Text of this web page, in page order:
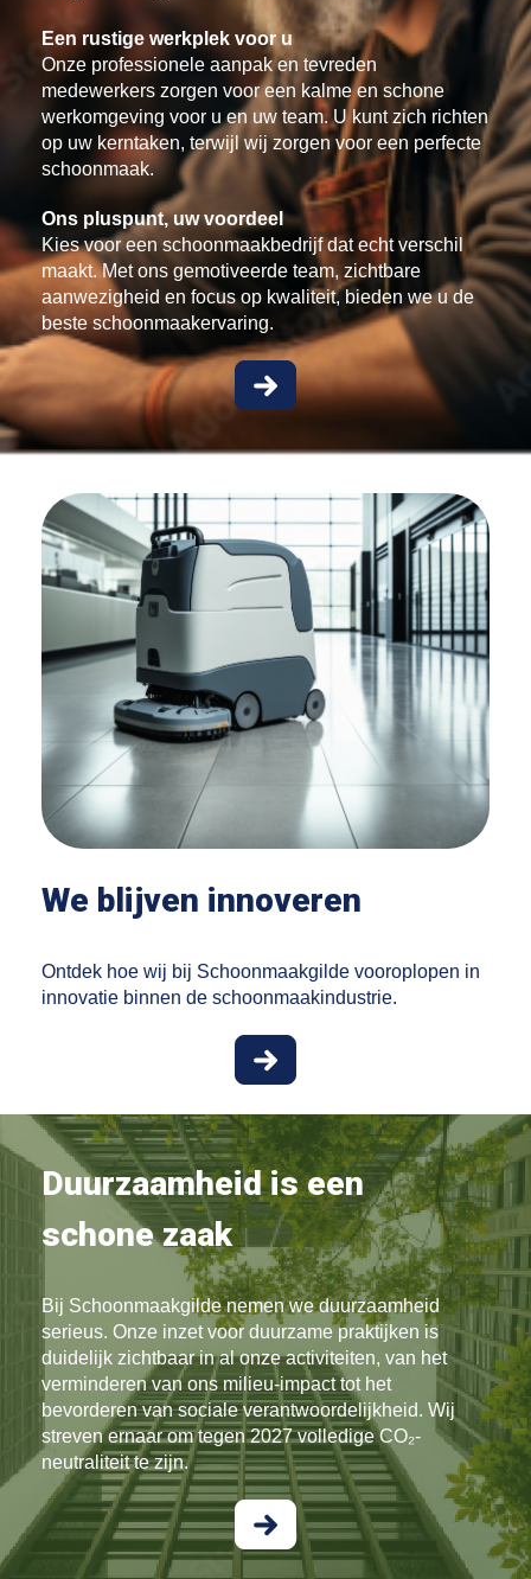
Een rustige werkplek voor u
Onze professionele aanpak en tevreden
medewerkers zorgen voor een kalme en schone
werkomgeving voor u en uw team. U kunt zich richten
op uw kerntaken, terwijl wij zorgen voor een perfecte
schoonmaak.
Ons pluspunt, uw voordeel
Kies voor een schoonmaakbedrijf dat echt verschil
maakt. Met ons gemotiveerde team, zichtbare
aanwezigheid en focus op kwaliteit, bieden we u de
beste schoonmaakervaring.
We blijven innoveren
Ontdek hoe wij bij Schoonmaakgilde vooroplopen in
innovatie binnen de schoonmaakindustrie.
Duurzaamheid is een
schone zaak
Bij Schoonmaakgilde nemen we duurzaamheid
serieus. Onze inzet voor duurzame praktijken is
duidelijk zichtbaar in al onze activiteiten, van het
verminderen van ons milieu-impact tot het
bevorderen van sociale verantwoordelijkheid. Wij
streven ernaar om tegen 2027 volledige CO₂-
neutraliteit te zijn.